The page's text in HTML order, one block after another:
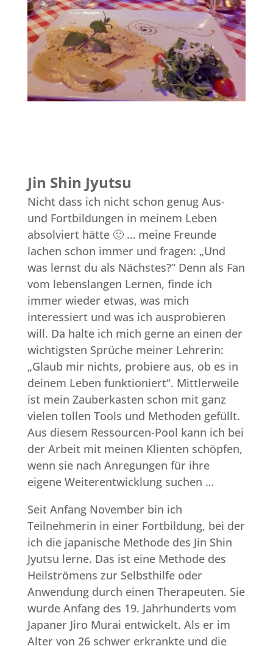
Jin Shin Jyutsu
Nicht dass ich nicht schon genug Aus-
und Fortbildungen in meinem Leben
absolviert hätte 🙂 … meine Freunde
lachen schon immer und fragen: „Und
was lernst du als Nächstes?“ Denn als Fan
vom lebenslangen Lernen, finde ich
immer wieder etwas, was mich
interessiert und was ich ausprobieren
will. Da halte ich mich gerne an einen der
wichtigsten Sprüche meiner Lehrerin:
„Glaub mir nichts, probiere aus, ob es in
deinem Leben funktioniert“. Mittlerweile
ist mein Zauberkasten schon mit ganz
vielen tollen Tools und Methoden gefüllt.
Aus diesem Ressourcen-Pool kann ich bei
der Arbeit mit meinen Klienten schöpfen,
wenn sie nach Anregungen für ihre
eigene Weiterentwicklung suchen …
Seit Anfang November bin ich
Teilnehmerin in einer Fortbildung, bei der
ich die japanische Methode des Jin Shin
Jyutsu lerne. Das ist eine Methode des
Heilströmens zur Selbsthilfe oder
Anwendung durch einen Therapeuten. Sie
wurde Anfang des 19. Jahrhunderts vom
Japaner Jiro Murai entwickelt. Als er im
Alter von 26 schwer erkrankte und die